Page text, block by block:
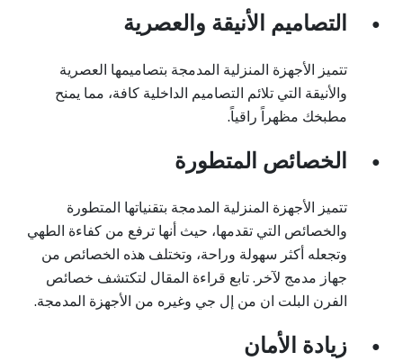
● التصاميم الأنيقة والعصرية
تتميز الأجهزة المنزلية المدمجة بتصاميمها العصرية
والأنيقة التي تلائم التصاميم الداخلية كافة، مما يمنح
مطبخك مظهراً راقياً.
● الخصائص المتطورة
تتميز الأجهزة المنزلية المدمجة بتقنياتها المتطورة
والخصائص التي تقدمها، حيث أنها ترفع من كفاءة الطهي
وتجعله أكثر سهولة وراحة، وتختلف هذه الخصائص من
جهاز مدمج لآخر. تابع قراءة المقال لتكتشف خصائص
الفرن البلت ان من إل جي وغيره من الأجهزة المدمجة.
● زيادة الأمان